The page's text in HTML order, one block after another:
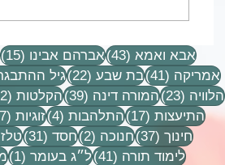
אבא ואמא (43) 43 פוסטים
אברהם אבינו (15)
אמריקה (41) 41 פוסטים
בת שבע (22) 22 פוסטים
גיל
הלוויה (23) 23 פוסטים
המורה דינה (39) 39 פוסטים
הקלטות (42)
התיעצות (17) 17 פוסטים
התלהבות (4) 4 פוסטיםזוגיות (37)
חינוך (37) 37 פוסטים
חנוכה (2) 2 פוסטיםחסד (31) 31 פוסטים
לימוד תורה (41) 41 פוסטים
ל״ג בעומר (1)